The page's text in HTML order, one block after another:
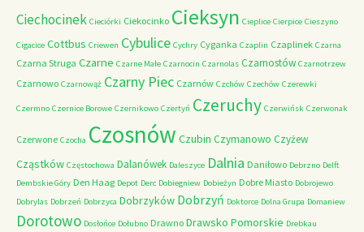
Ciechocinek Cieciórki Ciekocinko Cieksyn Cieplice Cierpice Cieszyno
Cigacice Cottbus Criewen Cybulice Cychry Cyganka Czaplin Czaplinek Czarna
Czarna Struga Czarne Czarne Małe Czarnocin Czarnolas Czarnostów Czarnotrzew
Czarnowo Czarnowąż Czarny Piec Czarnów Czchów Czechów Czerewki
Czermno Czernice Borowe Czernikowo Czertyń Czeruchy Czerwińsk Czerwonak
Czerwone Czocha Czosnów Czubin Czymanowo Czyżew
Cząstków Częstochowa Dalanówek Daleszyce Dalnia Daniłowo Debrzno Delft
Dembskie Góry Den Haag Depot Derc Dobiegniew Dobieżyn Dobre Miasto Dobrojewo
Dobrylas Dobrzeń Dobrzyca Dobrzyków Dobrzyń Doktorce Dolna Grupa Domaniew
Dorotowo Dosłońce Dołubno Drawno Drawsko Pomorskie Drebkau